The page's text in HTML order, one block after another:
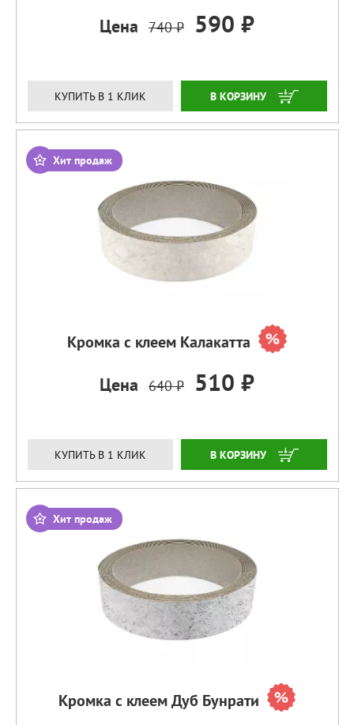
Цена 740 ₽ 590 ₽
КУПИТЬ В 1 КЛИК ЗАКАЗАТЬ
Хит продаж
Кромка с клеем Калакатта
Цена 640 ₽ 510 ₽
КУПИТЬ В 1 КЛИК ЗАКАЗАТЬ
Хит продаж
Кромка с клеем Дуб Бунрати